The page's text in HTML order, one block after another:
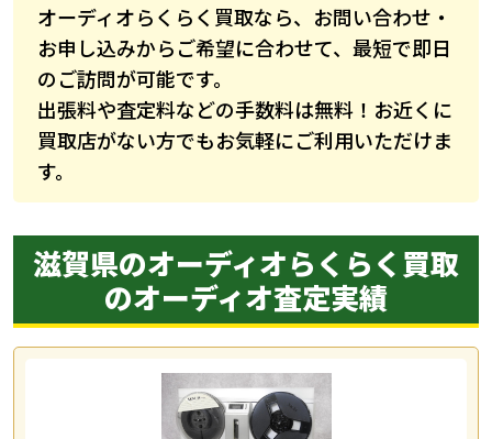
オーディオらくらく買取なら、お問い合わせ・
お申し込みからご希望に合わせて、最短で即日
のご訪問が可能です。
出張料や査定料などの手数料は無料！お近くに
買取店がない方でもお気軽にご利用いただけま
す。
滋賀県のオーディオらくらく買取
のオーディオ査定実績